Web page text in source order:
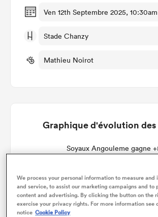
Ven 12th Septembre 2025,
Stade Chanzy
Mathieu Noirot
Graphique d'évolution
Soyaux Angouleme gagne
We process your personal information to measure and
and service, to assist our marketing campaigns and to
content and advertising. By clicking the button on the
exercise your privacy rights. For more information see
notice Cookie Policy